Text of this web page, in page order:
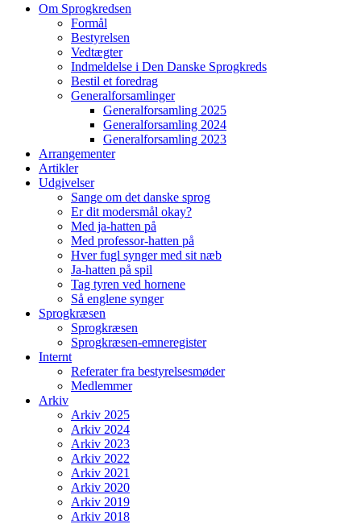
Om Sprogkredsen
Formål
Bestyrelsen
Vedtægter
Indmeldelse i Den Danske Sprogkreds
Bestil et foredrag
Generalforsamlinger
Generalforsamling 2025
Generalforsamling 2024
Generalforsamling 2023
Arrangementer
Artikler
Udgivelser
Sange om det danske sprog
Er dit modersmål okay?
Med ja-hatten på
Med professor-hatten på
Hver fugl synger med sit næb
Ja-hatten på spil
Tag tyren ved hornene
Så englene synger
Sprogkræsen
Sprogkræsen
Sprogkræsen-emneregister
Internt
Referater fra bestyrelsesmøder
Medlemmer
Arkiv
Arkiv 2025
Arkiv 2024
Arkiv 2023
Arkiv 2022
Arkiv 2021
Arkiv 2020
Arkiv 2019
Arkiv 2018